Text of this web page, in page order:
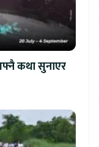
कथा सुनाएर